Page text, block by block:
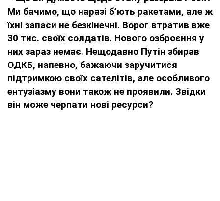
Ми бачимо, що наразі б’ють ракетами, але ж
їхні запаси не безкінечні. Ворог втратив вже
30 тис. своїх солдатів. Нового озброєння у
них зараз немає. Нещодавно Путін збирав
ОДКБ, напевно, бажаючи заручитися
підтримкою своїх сателітів, але особливого
ентузіазму вони також не проявили. Звідки
він може черпати нові ресурси?